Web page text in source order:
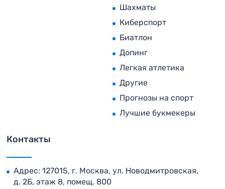
Шахматы
Киберспорт
Биатлон
Допинг
Легкая атлетика
Другие
Прогнозы на спорт
Лучшие букмекеры
Контакты
Адрес: 127015, г. Москва, ул. Новодмитровская,
д. 2Б, этаж 8, помещ. 800